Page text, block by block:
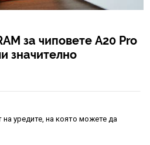
за чиповете A20 Pro
значително
уредите, на която можете да